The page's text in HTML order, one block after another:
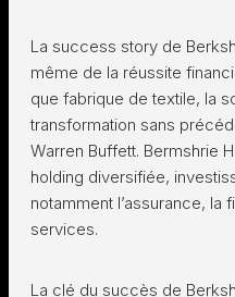
La success story de
même de la réussite
que fabrique de textile, la
transformation sans
Warren Buffett. Bermshrie
holding diversifiée,
notamment l’assurance, la
services.
La clé du succès de